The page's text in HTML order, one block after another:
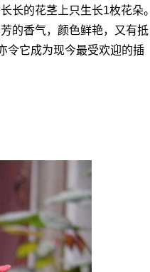
长的花茎上只生长1枚花朵。
的香气，颜色鲜艳，又有抵
令它成为现今最受欢迎的插